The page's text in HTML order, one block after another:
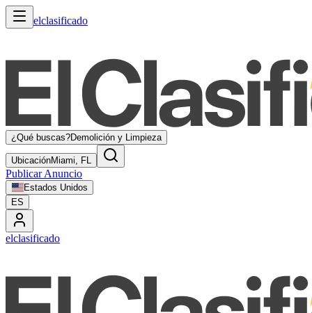
elclasificado
¿Qué buscas?Demolición y Limpieza
UbicaciónMiami, FL
Publicar Anuncio
Estados Unidos
ES
elclasificado